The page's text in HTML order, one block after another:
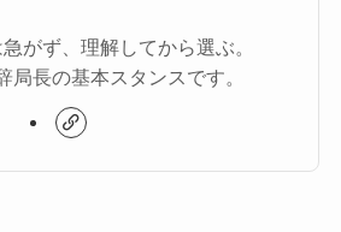
がず、理解してから選ぶ。
局長の基本スタンスです。